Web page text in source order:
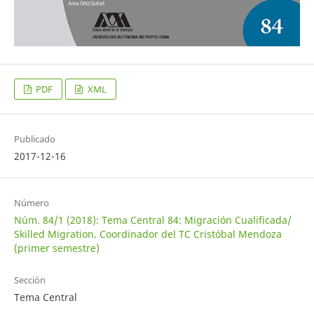
PDF XML
Publicado
2017-12-16
Número
Núm. 84/1 (2018): Tema Central 84: Migración Cualificada/
Skilled Migration. Coordinador del TC Cristóbal Mendoza
(primer semestre)
Sección
Tema Central